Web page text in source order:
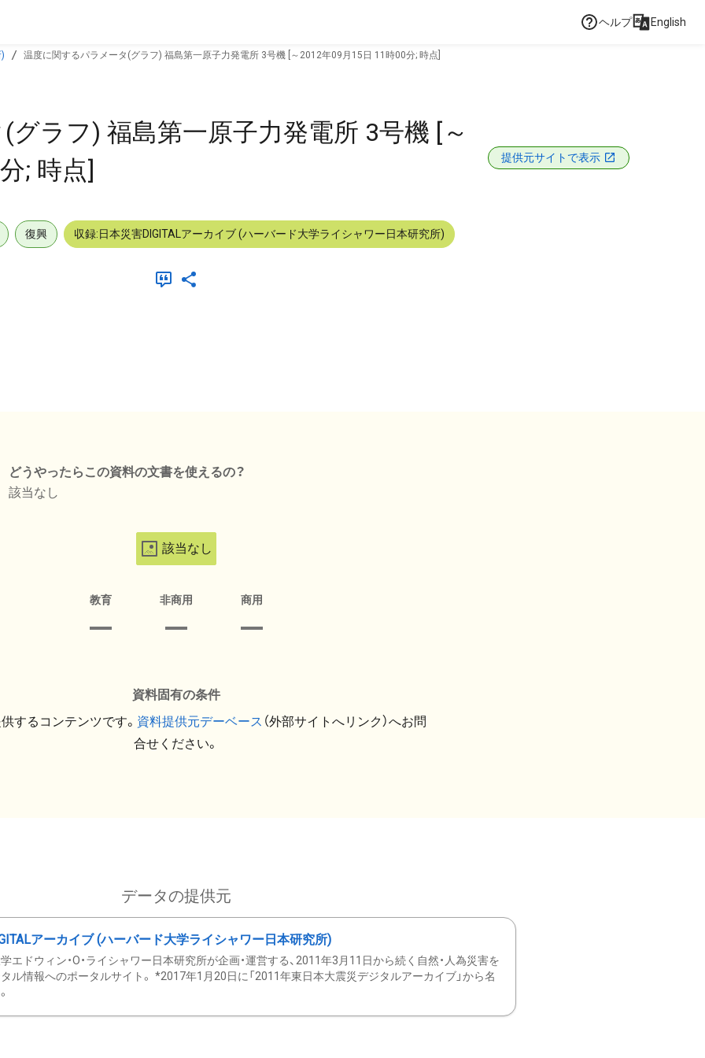
ヘルプ English
温度に関するパラメータ(グラフ) 福島第一原子力発電所 3号機 [～2012年09月15日 11時00分; 時点]
ラフ) 福島第一原子力発電所 3号機 [～
; 時点]
提供元サイトで表示
復興 収録:日本災害DIGITALアーカイブ (ハーバード大学ライシャワー日本研究所)
どうやったらこの資料の文書を使えるの？
該当なし
該当なし
教育 非商用 商用
資料固有の条件
するコンテンツです。 資料提供元デーベース （外部サイトへリンク）へお問
合せください。
データの提供元
アーカイブ (ハーバード大学ライシャワー日本研究所)
エドウィン・O・ライシャワー日本研究所が企画・運営する、2011年3月11日から続く自然・人為災害を
ル情報へのポータルサイト。 *2017年1月20日に「2011年東日本大震災デジタルアーカイブ」から名